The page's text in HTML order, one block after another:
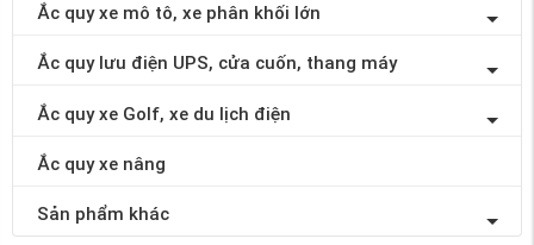
Ắc quy xe mô tô, xe phân khối lớn
Ắc quy lưu điện UPS, cửa cuốn, thang máy
Ắc quy xe Golf, xe du lịch điện
Ắc quy xe nâng
Sản phẩm khác